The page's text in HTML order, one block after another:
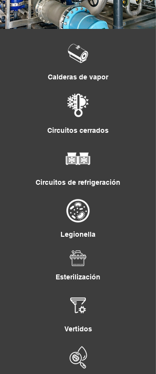
Calderas de vapor
Circuitos cerrados
Circuitos de refrigeración
Legionella
Esterilización
Vertidos